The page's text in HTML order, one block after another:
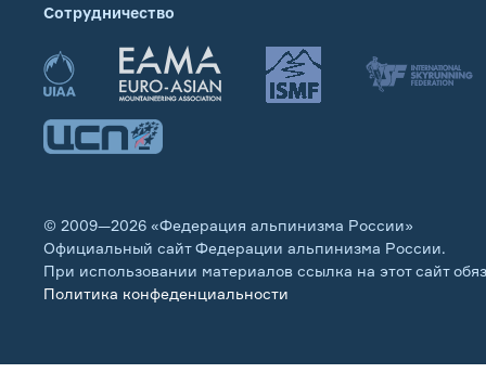
Сотрудничество
© 2009—2026 «Федерация альпинизма России»
Официальный сайт Федерации альпинизма России.
При использовании материалов ссылка на этот сайт
Политика конфеденциальности